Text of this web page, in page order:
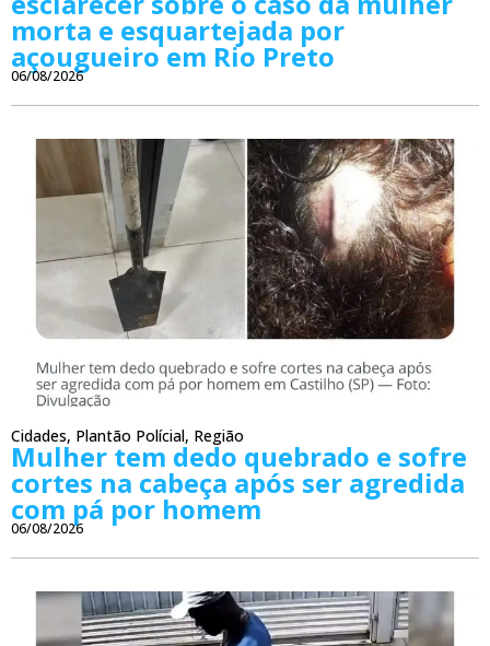
morta e esquartejada por
açougueiro em Rio Preto
06/08/2026
Cidades, Plantão Polícial, Região
Mulher tem dedo quebrado e sofre
cortes na cabeça após ser agredida
com pá por homem
06/08/2026